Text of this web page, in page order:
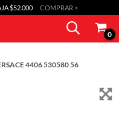
$52.000 COMPRAR >
0
4406 530580 56